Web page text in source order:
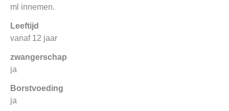
ml innemen.
Leeftijd
vanaf 12 jaar
zwangerschap
ja
Borstvoeding
ja